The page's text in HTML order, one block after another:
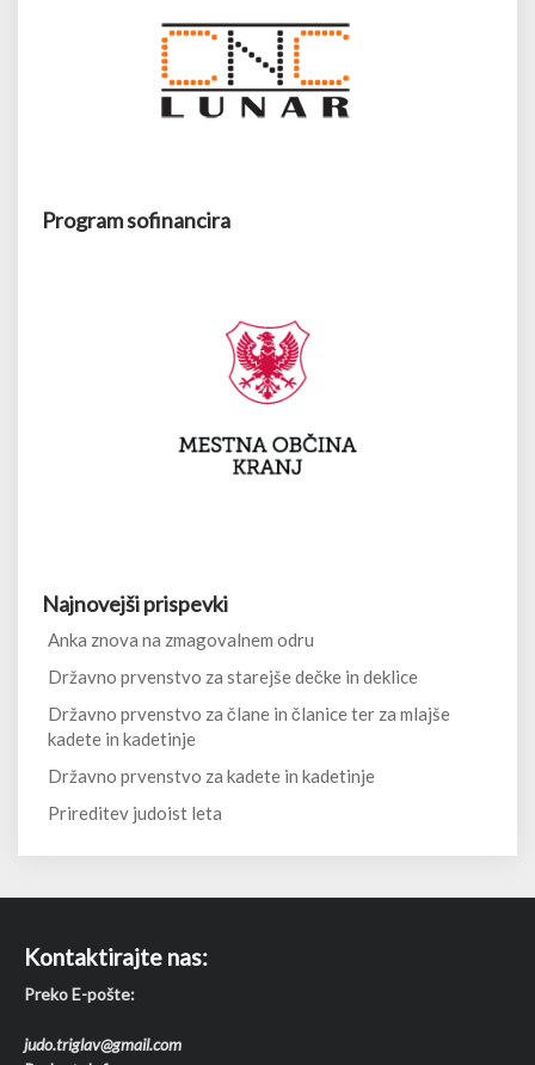
Program sofinancira
Najnovejši prispevki
Anka znova na zmagovalnem odru
Državno prvenstvo za starejše dečke in deklice
Državno prvenstvo za člane in članice ter za mlajše
kadete in kadetinje
Državno prvenstvo za kadete in kadetinje
Prireditev judoist leta
Kontaktirajte nas:
Preko E-pošte:
judo.triglav@gmail.com